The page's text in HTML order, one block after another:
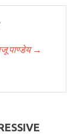
पाण्डेय →